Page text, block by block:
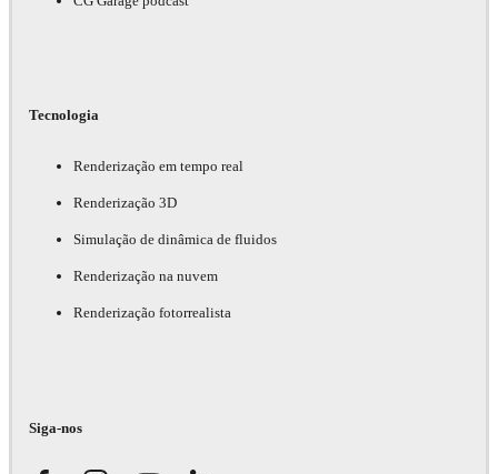
Tecnologia
Renderização em tempo real
Renderização 3D
Simulação de dinâmica de fluidos
Renderização na nuvem
Renderização fotorrealista
Siga-nos